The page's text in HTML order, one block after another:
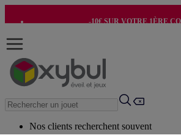
-10€ SUR VOTRE 1ÈRE
Nos clients recherchent souvent